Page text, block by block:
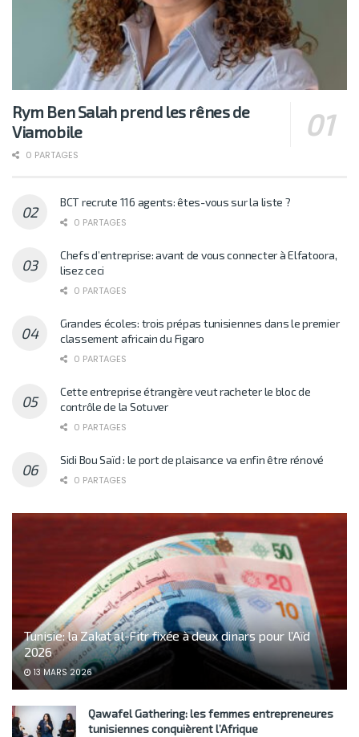
Rym Ben Salah prend les rênes de
Viamobile
0 PARTAGES
BCT recrute 116 agents: êtes-vous sur la liste ?
0 PARTAGES
Chefs d’entreprise: avant de vous connecter à Elfatoora,
lisez ceci
0 PARTAGES
Grandes écoles: trois prépas tunisiennes dans le premier
classement africain du Figaro
0 PARTAGES
Cette entreprise étrangère veut racheter le bloc de
contrôle de la Sotuver
0 PARTAGES
Sidi Bou Saïd : le port de plaisance va enfin être rénové
0 PARTAGES
Tunisie: la Zakat al-Fitr fixée à deux dinars pour l’Aïd
2026
13 MARS 2026
Qawafel Gathering: les femmes entrepreneures
tunisiennes conquièrent l’Afrique